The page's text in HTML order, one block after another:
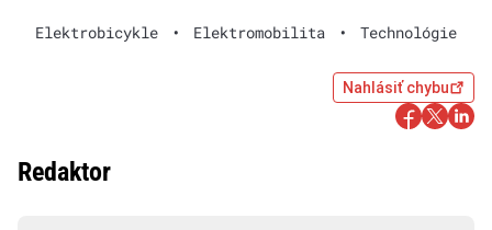
Elektrobicykle • Elektromobilita • Technológie
Nahlásiť chybu
Redaktor